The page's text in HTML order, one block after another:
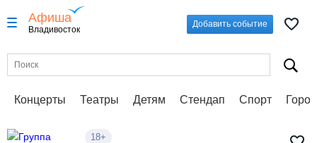
Афиша
Владивосток
Добавить событие
Концерты Театры Детям Стендап Спорт
18+